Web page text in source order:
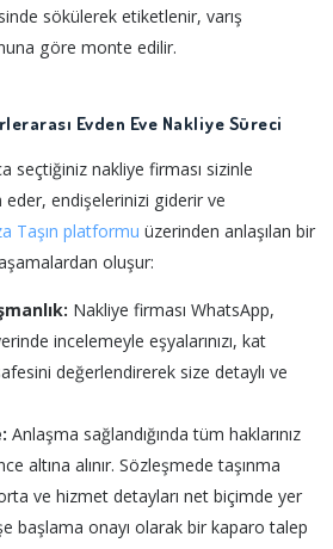
sökülerek etiketlenir, varış
göre monte edilir.
Evden Eve Nakliye Süreci
seçtiğiniz nakliye firması sizinle
endişelerinizi giderir ve
Taşın platformu üzerinden anlaşılan bir
oluşur:
Nakliye firması WhatsApp,
incelemeyle eşyalarınızı, kat
değerlendirerek size detaylı ve
Anlaşma sağlandığında tüm haklarınız
altına alınır. Sözleşmede taşınma
ve hizmet detayları net biçimde yer
başlama onayı olarak bir kaparo talep